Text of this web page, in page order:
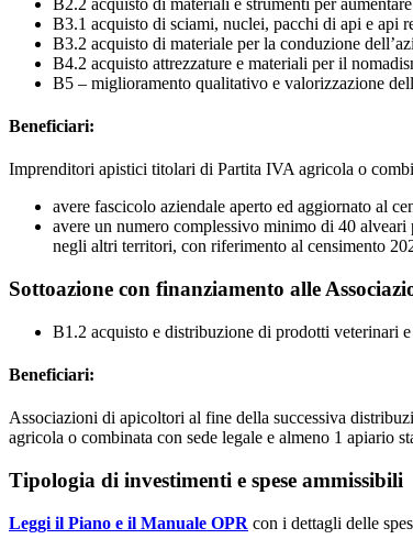
B3.1 acquisto di sciami, nuclei, pacchi di api e api
B3.2 acquisto di materiale per la conduzione
B4.2 acquisto attrezzature e materiali per il
B5 – miglioramento qualitativo e valorizzazione
Beneficiari:
Imprenditori apistici titolari di Partita IVA agricola o
avere fascicolo aziendale aperto ed aggiornato al
avere un numero complessivo minimo di 40
negli altri territori, con riferimento al censimento
Sottoazione con finanziamento alle
B1.2 acquisto e distribuzione di prodotti veterinari
Beneficiari:
Associazioni di apicoltori al fine della successiva
agricola o combinata con sede legale e almeno 1 apiario
Tipologia di investimenti e spese ammissibili
Leggi il Piano e il Manuale OPR con i dettagli delle